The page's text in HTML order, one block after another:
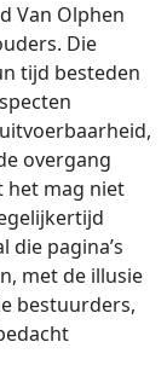
Van Olphen
Die
tijd besteden
overgang
het mag niet
die pagina’s
met de illusie
bestuurders,